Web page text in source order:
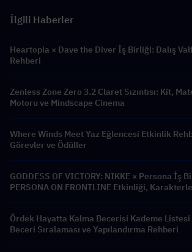
İlgili Haberler
Heartopia × Dave the Diver İş Birliği: Dalış
Rehberi
Zenless Zone Zero 3.2 Claret Sızıntısı: Kit,
Motoru ve Mindscape Cinema
Where Winds Meet Yaz Eğlencesi Etkinlik
Görevler ve Ödüller
GODDESS OF VICTORY: NIKKE × Persona İş
PERSONA ON FRONTLINE Etkinliği,
Ördek Hayatta Kalma Becerisi Kademe Listesi
Beceri Sıralaması ve Yapılandırma Rehberi